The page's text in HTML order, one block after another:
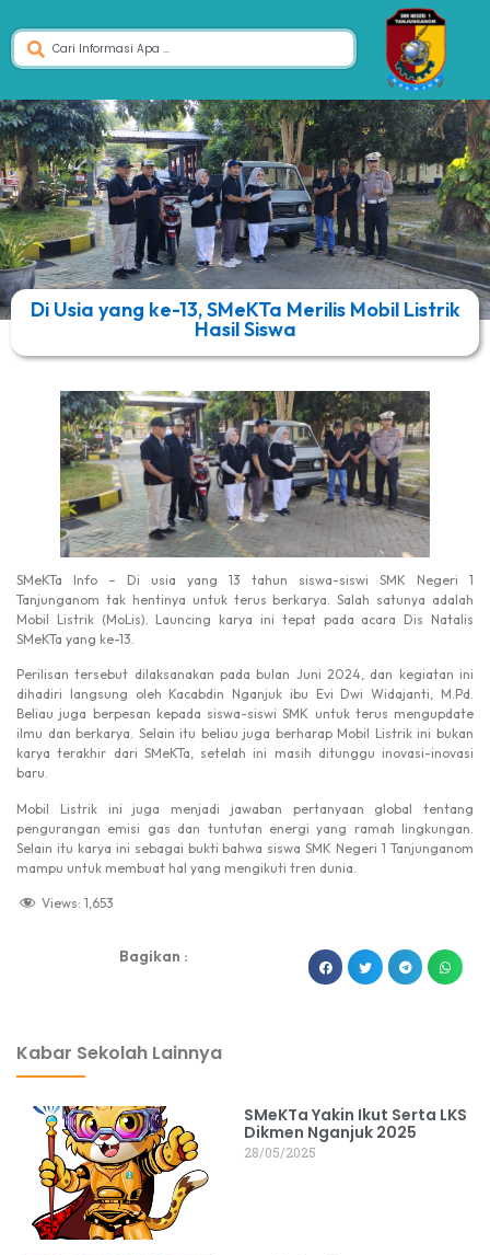
Di Usia yang ke-13, SMeKTa Merilis Mobil Listrik
Hasil Siswa
SMeKTa Info – Di usia yang 13 tahun siswa-siswi SMK Negeri 1
Tanjunganom tak hentinya untuk terus berkarya. Salah satunya adalah
Mobil Listrik (MoLis). Launcing karya ini tepat pada acara Dis Natalis
SMeKTa yang ke-13.
Perilisan tersebut dilaksanakan pada bulan Juni 2024, dan kegiatan ini
dihadiri langsung oleh Kacabdin Nganjuk ibu Evi Dwi Widajanti, M.Pd.
Beliau juga berpesan kepada siswa-siswi SMK untuk terus mengupdate
ilmu dan berkarya. Selain itu beliau juga berharap Mobil Listrik ini bukan
karya terakhir dari SMeKTa, setelah ini masih ditunggu inovasi-inovasi
baru.
Mobil Listrik ini juga menjadi jawaban pertanyaan global tentang
pengurangan emisi gas dan tuntutan energi yang ramah lingkungan.
Selain itu karya ini sebagai bukti bahwa siswa SMK Negeri 1 Tanjunganom
mampu untuk membuat hal yang mengikuti tren dunia.
Views: 1,653
Bagikan :
Kabar Sekolah Lainnya
SMeKTa Yakin Ikut Serta LKS
Dikmen Nganjuk 2025
28/05/2025